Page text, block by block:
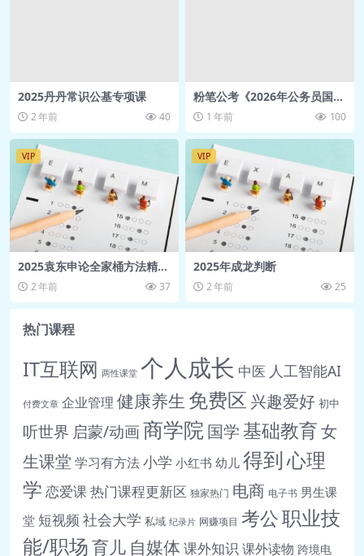
2025丹丹常识公基专项课
2 年前 40
粉笔公考《2026年公务员国考
笔试系统班》 (更至精讲精练
阶段-判断12+刷题巩固5)
1 年前 100
VIP
2025袁东申论全家桶方法精讲
班 2 年前 37
VIP
2025年成龙判断
2 年前 25
热门课程
IT互联网 两性课堂 个人成长 中医 人工智能AI
付费文章 企业管理 健康养生 免费区 兴趣爱好 初中
听世界 启蒙/动画商学院国学 基础教育女
生课堂 学习有方法小学 小红书 幼儿 得到心理
学 恋爱课热门课程更新区 独家热门 电商 电子书 男生课
堂 短视频 社会大学 私域 纪录片 网赚项目 考公职业技
能/职场育儿 自媒体 课外知识 课外读物 跨境电